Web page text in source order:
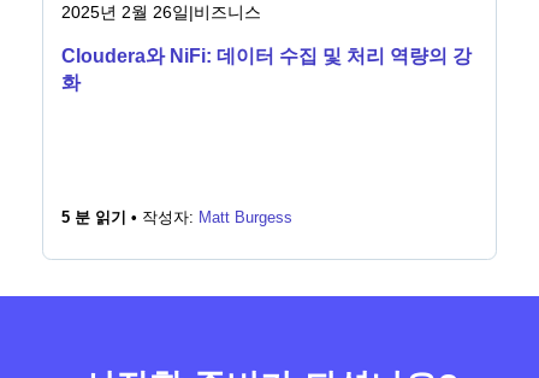
2025년 2월 26일|비즈니스
Cloudera와 NiFi: 데이터 수집 및 처리 역량의 강
화
5 분 읽기 • 작성자: Matt Burgess